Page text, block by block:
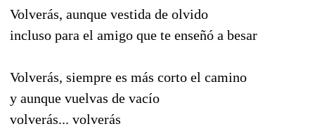
Volverás, aunque vestida de olvido
incluso para el amigo que te enseñó a besar
Volverás, siempre es más corto el camino
y aunque vuelvas de vacío
volverás... volverás